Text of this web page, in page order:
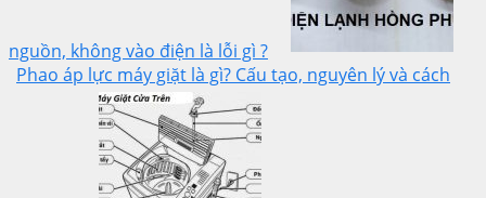
nguồn, không vào điện là lỗi gì ?
Phao áp lực máy giặt là gì? Cấu tạo, nguyên lý và cách